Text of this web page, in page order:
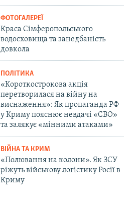
ФОТОГАЛЕРЕЇ
Краса Сімферопольського
водосховища та занедбаність
довкола
ПОЛІТИКА
«Короткострокова акція
перетворилася на війну на
виснаження»: Як пропаганда РФ
у Криму пояснює невдачі «СВО»
та залякує «мінними атаками»
ВІЙНА ТА КРИМ
«Полювання на колони». Як ЗСУ
ріжуть військову логістику Росії в
Криму